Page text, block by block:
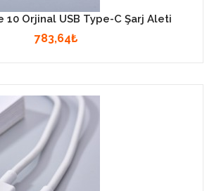
10 Orjinal USB Type-C Şarj Aleti
783,64₺